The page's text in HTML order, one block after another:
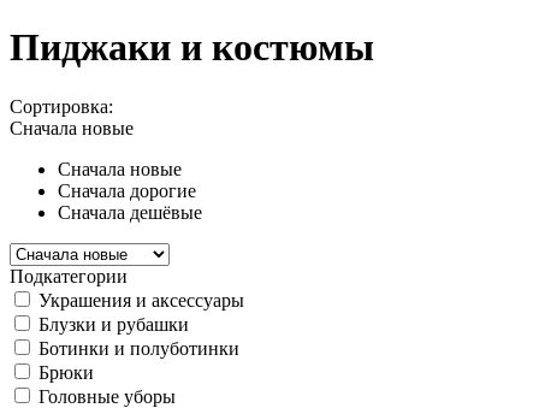
Пиджаки и костюмы
Сортировка:
Сначала новые
Сначала новые
Сначала дорогие
Сначала дешёвые
Подкатегории
Украшения и аксессуары
Блузки и рубашки
Ботинки и полуботинки
Брюки
Головные уборы